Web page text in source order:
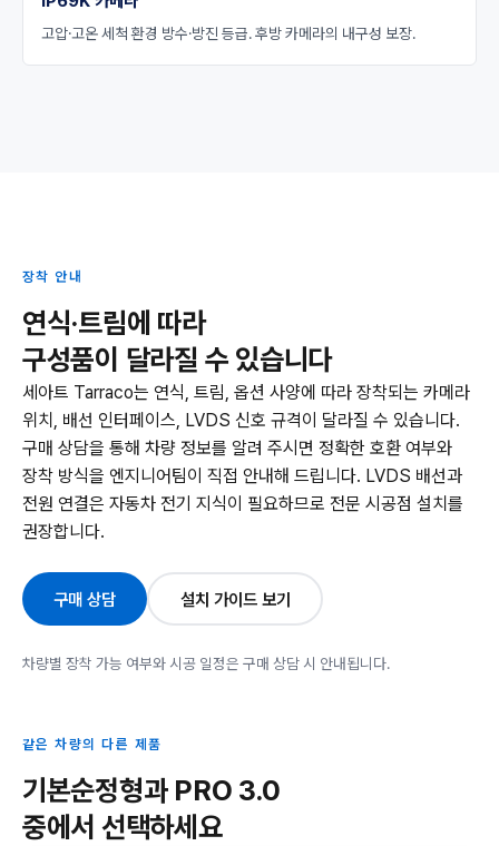
고압·고온 세척 환경 방수·방진 등급. 후방 카메라의 내구성 보장.
장착 안내
연식·트림에 따라
구성품이 달라질 수 있습니다
세아트 Tarraco는 연식, 트림, 옵션 사양에 따라 장착되는 카메라
위치, 배선 인터페이스, LVDS 신호 규격이 달라질 수 있습니다.
구매 상담을 통해 차량 정보를 알려 주시면 정확한 호환 여부와
장착 방식을 엔지니어팀이 직접 안내해 드립니다. LVDS 배선과
전원 연결은 자동차 전기 지식이 필요하므로 전문 시공점 설치를
권장합니다.
구매 상담 설치 가이드 보기
차량별 장착 가능 여부와 시공 일정은 구매 상담 시 안내됩니다.
같은 차량의 다른 제품
기본순정형과 PRO 3.0
중에서 선택하세요